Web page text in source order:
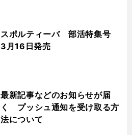
スポルティーバ 部活特集号
3月16日発売
最新記事などのお知らせが届
く プッシュ通知を受け取る方
法について